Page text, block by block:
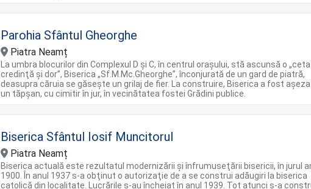
Parohia Sfântul Gheorghe
Piatra Neamț
La umbra blocurilor din Complexul D şi C, în centrul oraşului, stă ascunsă o
credinţă şi dor”, Biserica „Sf.M.Mc.Gheorghe”, înconjurată de un gard de piatră,
deasupra căruia se găseşte un grilaj de fier. La construire, Biserica a fost
un tăpşan, cu cimitir în jur, în vecinătatea fostei Grădini publice.
Biserica Sfântul Iosif Muncitorul
Piatra Neamț
Biserica actuală este rezultatul modernizării şi înfrumuseţării bisericii, în jurul
1900. În anul 1937 s-a obţinut o autorizaţie de a se construi adăugiri la biserica
catolică din localitate. Lucrările s-au încheiat în anul 1939. Tot atunci s-a